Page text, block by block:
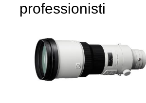
professionisti